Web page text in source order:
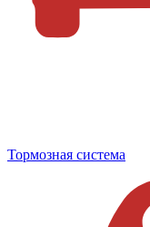
Тормозная система